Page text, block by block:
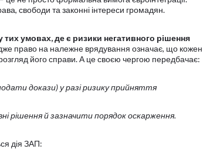
свободи та законні інтереси громадян.
умовах, де є ризики негативного рішення
право на належне врядування означає, що кожен
його справи. А це своєю чергою передбачає:
докази) у разі ризику прийняття
рішення й зазначити порядок оскарження.
дія ЗАП: